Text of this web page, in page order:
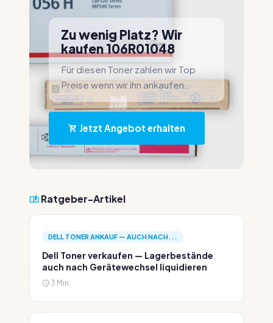
Zu wenig Platz? Wir
kaufen 106R01048
Für diesen Toner zahlen wir Top
Preise wenn wir ihn ankaufen.
Jetzt Angebot erhalten
Ratgeber-Artikel
DELL TONER ANKAUF — AUCH NACH...
Dell Toner verkaufen — Lagerbestände
auch nach Gerätewechsel liquidieren
3 Min.